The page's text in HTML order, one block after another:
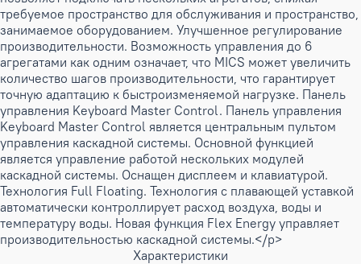
требуемое пространство для обслуживания и пространство,
занимаемое оборудованием. Улучшенное регулирование
производительности. Возможность управления до 6
агрегатами как одним означает, что MICS может увеличить
количество шагов производительности, что гарантирует
точную адаптацию к быстроизменяемой нагрузке. Панель
управления Keyboard Master Control. Панель управления
Keyboard Master Control является центральным пультом
управления каскадной системы. Основной функцией
является управление работой нескольких модулей
каскадной системы. Оснащен дисплеем и клавиатурой.
Технология Full Floating. Технология с плавающей уставкой
автоматически контроллирует расход воздуха, воды и
температуру воды. Новая функция Flex Energy управляет
производительностью каскадной системы.</p>
Характеристики